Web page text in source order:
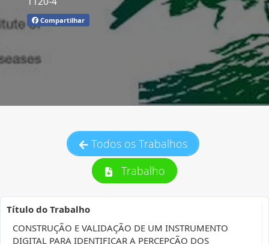
Compartilhar
Todos os Trabalhos
Trabalho
Título do Trabalho
CONSTRUÇÃO E VALIDAÇÃO DE UM INSTRUMENTO
DIGITAL PARA IDENTIFICAR A PERCEPÇÃO DOS